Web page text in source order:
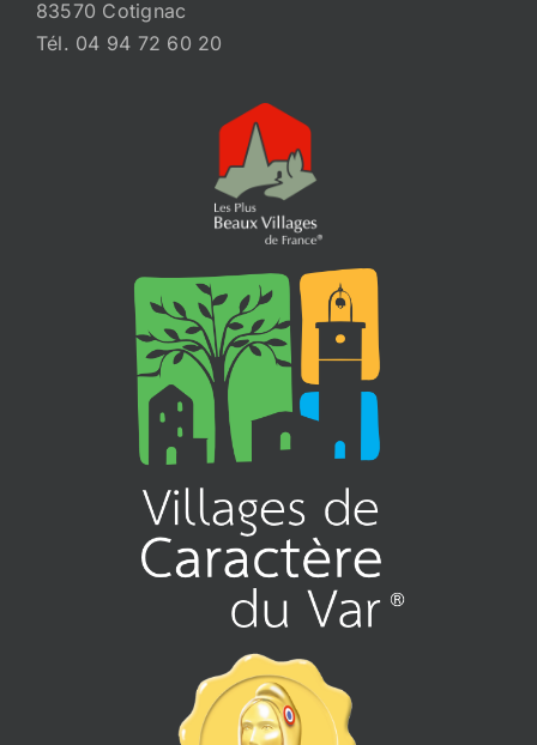
83570 Cotignac
Tél. 04 94 72 60 20